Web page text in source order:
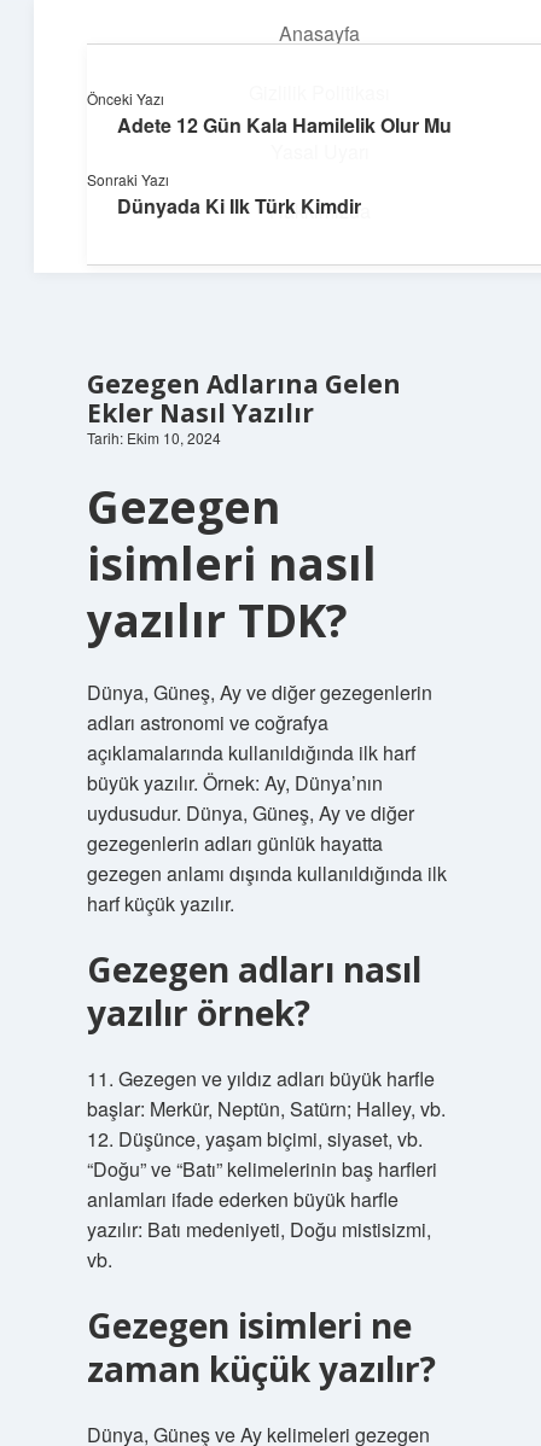
Anasayfa
Hakkımızda
Yaratıcı fikirlerle projelerini canlandır!
Gezegen Adlarına Gelen
Ekler Nasıl Yazılır
Tarih: Ekim 10, 2024
Gezegen
isimleri nasıl
yazılır TDK?
Dünya, Güneş, Ay ve diğer gezegenlerin
adları astronomi ve coğrafya
açıklamalarında kullanıldığında ilk harf
büyük yazılır. Örnek: Ay, Dünya’nın
uydusudur. Dünya, Güneş, Ay ve diğer
gezegenlerin adları günlük hayatta
gezegen anlamı dışında kullanıldığında ilk
harf küçük yazılır.
Gezegen adları nasıl
yazılır örnek?
11. Gezegen ve yıldız adları büyük harfle
başlar: Merkür, Neptün, Satürn; Halley, vb.
12. Düşünce, yaşam biçimi, siyaset, vb.
“Doğu” ve “Batı” kelimelerinin baş harfleri
anlamları ifade ederken büyük harfle
yazılır: Batı medeniyeti, Doğu mistisizmi,
vb.
Gezegen isimleri ne
zaman küçük yazılır?
Dünya, Güneş ve Ay kelimeleri gezegen
Önceki Yazı
Adete 12 Gün Kala Hamilelik Olur Mu
Sonraki Yazı
Dünyada Ki Ilk Türk Kimdir